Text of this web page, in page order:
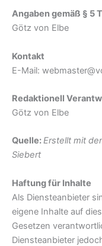
Angaben gemäß § 5
Götz von Elbe
Kontakt
E-Mail:
Redaktionell
Götz von Elbe
Quelle:Erstellt mit
Siebert
Haftung für Inhalte
Als Diensteanbieter
eigene Inhalte auf
Gesetzen
Diensteanbieter